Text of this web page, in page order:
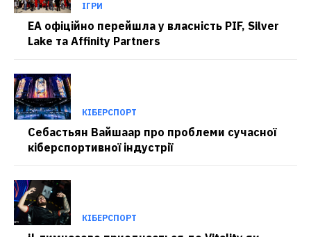
ІГРИ
EA офіційно перейшла у власність PIF, Silver
Lake та Affinity Partners
КІБЕРСПОРТ
Себастьян Вайшаар про проблеми сучасної
кіберспортивної індустрії
КІБЕРСПОРТ